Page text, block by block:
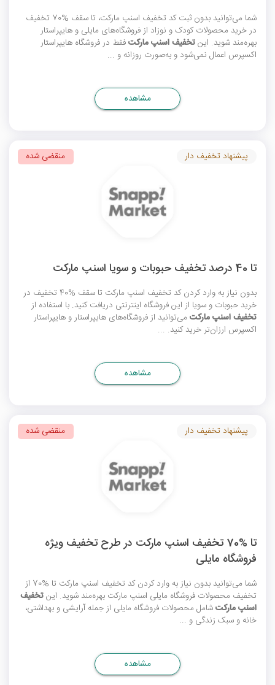
شما می‌توانید بدون ثبتکد تخفیف اسنپ مارکت
، تا سقف %70 تخفیف
در خرید محصولات کودک و نوزاد از فروشگاه‌های مایلی و هایپراستار
بهره‌مند شوید. اینتخفیف اسنپ مارکتفقط در فروشگاه هایپراستار
اکسپرس اعمال نمی‌شود و به‌صورت روزانه و ...
مشاهده
تا 40 درصد تخفیف حبوبات و سویا اسنپ مارکت
بدون نیاز به وارد کردنکد تخفیف اسنپ مارکت
تا سقف %40 تخفیف در
خرید حبوبات و سویا از این فروشگاه اینترنتی دریافت کنید. با استفاده از
تخفیف اسنپ مارکت می‌توانید از فروشگاه‌های هایپراستار و هایپراستار
اکسپرس ارزان‌تر خرید کنید. ...
پیشنهاد تخفیف دار منقضی شده
مشاهده
تا %70 تخفیف اسنپ مارکت در طرح تخفیف ویژه
فروشگاه مایلی
شما می‌توانید بدون نیاز به وارد کردنکد تخفیف اسنپ مارکت
تا %70 از
تخفیف محصولات فروشگاه مایلی اسنپ مارکت بهره‌مند شوید. اینتخفیف
اسنپ مارکتشامل محصولات فروشگاه مایلی از جمله آرایشی و بهداشتی،
خانه و سبک زندگی و ...
پیشنهاد تخفیف دار منقضی شده
مشاهده